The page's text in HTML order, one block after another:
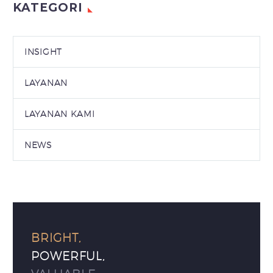
KATEGORI
INSIGHT
LAYANAN
LAYANAN KAMI
NEWS
BRIGHT,
POWERFUL,